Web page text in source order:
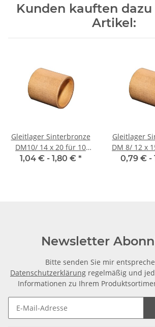
Kunden kauften
Artikel:
Gleitlager Sinterbronze
DM10/ 14 x 20 für 10
mm Welle
1,04 € - 1,80 € *
Gleitlager
DM 8/ 12 x
0,79 € -
Newsletter
Bitte senden Sie mir
Datenschutzerklärung regelmäßig und
Informationen zu Ihrem